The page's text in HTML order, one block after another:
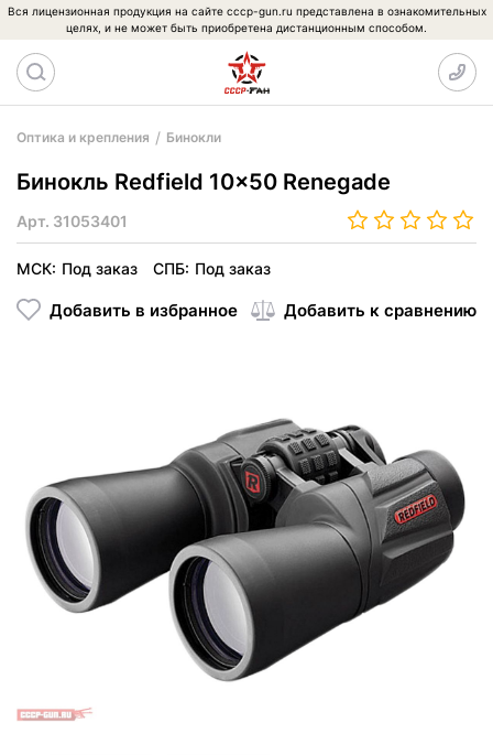
Вся лицензионная продукция на сайте cccp-gun.ru представлена в ознакомительных
целях, и не может быть приобретена дистанционным способом.
Оптика и крепления Бинокли
Бинокль Redfield 10x50 Renegade
Арт. 31053401
МСК: Под заказ СПБ: Под заказ
Добавить в избранное Добавить к сравнению